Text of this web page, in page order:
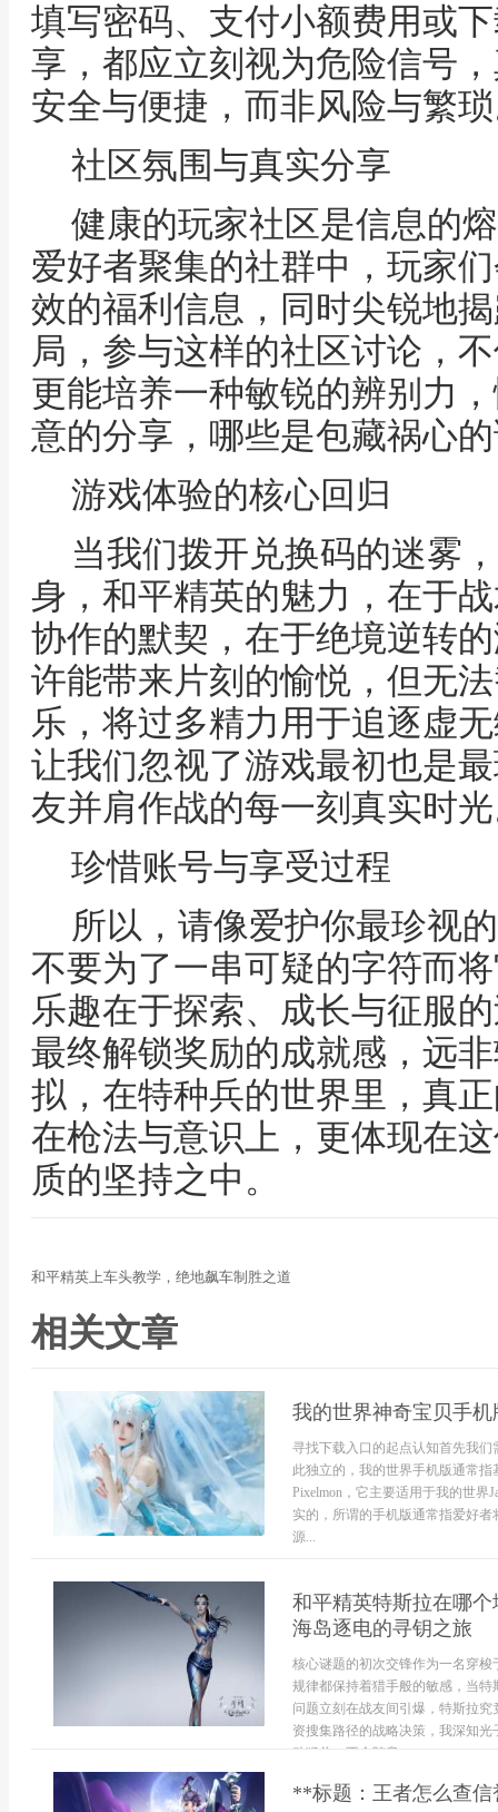
填写密码、支付小额费用或
享，都应立刻视为危险信号
安全与便捷，而非风险与繁
社区氛围与真实分享
健康的玩家社区是信息的
爱好者聚集的社群中，玩家
效的福利信息，同时尖锐地
局，参与这样的社区讨论，
更能培养一种敏锐的辨别力
意的分享，哪些是包藏祸心
游戏体验的核心回归
当我们拨开兑换码的迷雾
身，和平精英的魅力，在于
协作的默契，在于绝境逆转
许能带来片刻的愉悦，但无
乐，将过多精力用于追逐虚
让我们忽视了游戏最初也是
友并肩作战的每一刻真实时
珍惜账号与享受过程
所以，请像爱护你最珍视
不要为了一串可疑的字符而
乐趣在于探索、成长与征服
最终解锁奖励的成就感，远
拟，在特种兵的世界里，真
在枪法与意识上，更体现在
质的坚持之中。
和平精英上车头教学，绝地飙车制胜之道
相关文章
我的世界神奇宝贝手
寻找下载入口的起点认知首先我
此独立的，我的世界手机版通常
Pixelmon，它主要适用于我的世界
实的，所谓的手机版通常指爱好
源...
和平精英特斯拉在哪
海岛逐电的寻钥之旅
核心谜题的初次交锋作为一名穿
规律都保持着猎手般的敏感，当
问题立刻在战友间引爆，特斯拉
资搜集路径的战略决策，我深知
动猛兽，不会随意...
**标题：王者怎么查